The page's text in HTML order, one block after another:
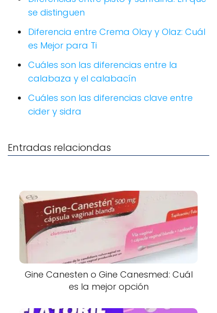
se distinguen
Diferencia entre Crema Olay y Olaz: Cuál
es Mejor para Ti
Cuáles son las diferencias entre la
calabaza y el calabacín
Cuáles son las diferencias clave entre
cider y sidra
Entradas relaciondas
Gine Canesten o Gine Canesmed: Cuál
es la mejor opción